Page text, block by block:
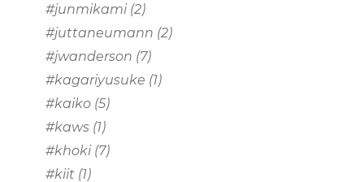
#junmikami (2)
#juttaneumann (2)
#jwanderson (7)
#kagariyusuke (1)
#kaiko (5)
#kaws (1)
#khoki (7)
#kiit (1)